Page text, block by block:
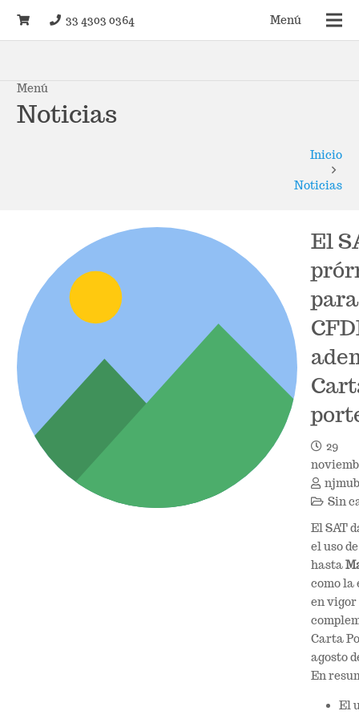
33 4303 0364 Menú
Menú
Noticias
Inicio
Noticias
El
para
29
Sin
El SAT
el uso
hasta
como la
en vigor
Carta
agosto
En
El